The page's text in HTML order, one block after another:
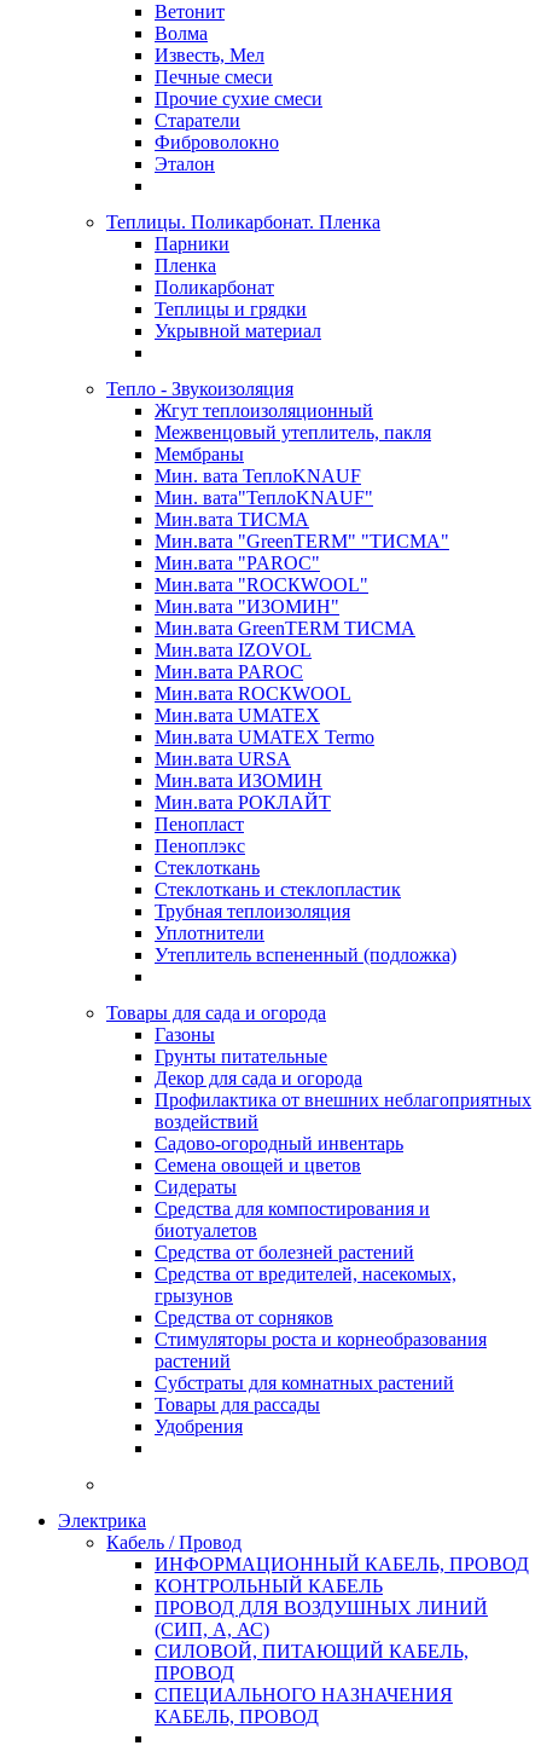
Ветонит
Волма
Известь, Мел
Печные смеси
Прочие сухие смеси
Старатели
Фиброволокно
Эталон
Теплицы. Поликарбонат. Пленка
Парники
Пленка
Поликарбонат
Теплицы и грядки
Укрывной материал
Тепло - Звукоизоляция
Жгут теплоизоляционный
Межвенцовый утеплитель, пакля
Мембраны
Мин. вата ТеплоKNAUF
Мин. вата"ТеплоKNAUF"
Мин.вата ТИСМА
Мин.вата "GreenTERM" "ТИСМА"
Мин.вата "PAROC"
Мин.вата "ROCКWOOL"
Мин.вата "ИЗОМИН"
Мин.вата GreenTERM ТИСМА
Мин.вата IZOVOL
Мин.вата PAROC
Мин.вата ROCКWOOL
Мин.вата UMATEX
Мин.вата UMATEX Termo
Мин.вата URSA
Мин.вата ИЗОМИН
Мин.вата РОКЛАЙТ
Пенопласт
Пеноплэкс
Стеклоткань
Стеклоткань и стеклопластик
Трубная теплоизоляция
Уплотнители
Утеплитель вспененный (подложка)
Товары для сада и огорода
Газоны
Грунты питательные
Декор для сада и огорода
Профилактика от внешних неблагоприятных
воздействий
Садово-огородный инвентарь
Семена овощей и цветов
Сидераты
Средства для компостирования и
биотуалетов
Средства от болезней растений
Средства от вредителей, насекомых,
грызунов
Средства от сорняков
Стимуляторы роста и корнеобразования
растений
Субстраты для комнатных растений
Товары для рассады
Удобрения
Электрика
Кабель / Провод
ИНФОРМАЦИОННЫЙ КАБЕЛЬ, ПРОВОД
КОНТРОЛЬНЫЙ КАБЕЛЬ
ПРОВОД ДЛЯ ВОЗДУШНЫХ ЛИНИЙ
(СИП, А, АС)
СИЛОВОЙ, ПИТАЮЩИЙ КАБЕЛЬ,
ПРОВОД
СПЕЦИАЛЬНОГО НАЗНАЧЕНИЯ
КАБЕЛЬ, ПРОВОД